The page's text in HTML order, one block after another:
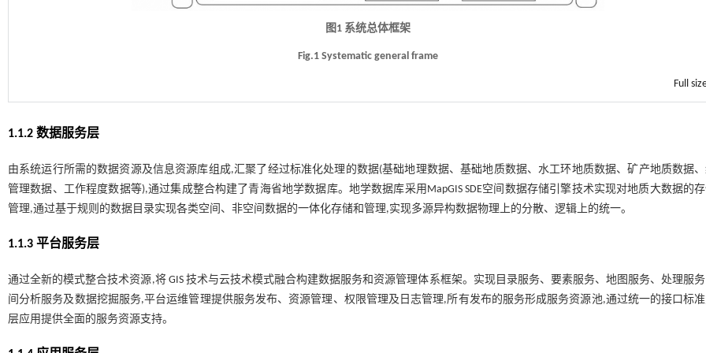
图1 系统总体框架
Fig.1 Systematic general frame
Full
1.1.2 数据服务层
由系统运行所需的数据资源及信息资源库组成,汇聚了经过标准化处理的数据(基础地理数据、基础地质数据、水工环地质数据、矿产地质数据
管理数据、工作程度数据等),通过集成整合构建了青海省地学数据库。地学数据库采用MapGIS SDE空间数据存储引擎技术实现对地质大数据的
管理,通过基于规则的数据目录实现各类空间、非空间数据的一体化存储和管理,实现多源异构数据物理上的分散、逻辑上的统一。
1.1.3 平台服务层
通过全新的模式整合技术资源,将 GIS 技术与云技术模式融合构建数据服务和资源管理体系框架。实现目录服务、要素服务、地图服务、处理服
间分析服务及数据挖掘服务,平台运维管理提供服务发布、资源管理、权限管理及日志管理,所有发布的服务形成服务资源池,通过统一的接口标
层应用提供全面的服务资源支持。